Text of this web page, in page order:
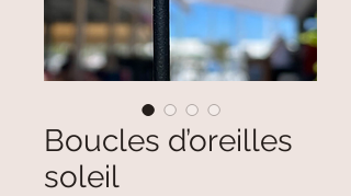
Boucles d’oreilles
soleil